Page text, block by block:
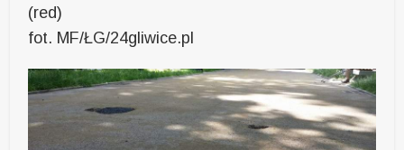
(red)
fot. MF/ŁG/24gliwice.pl